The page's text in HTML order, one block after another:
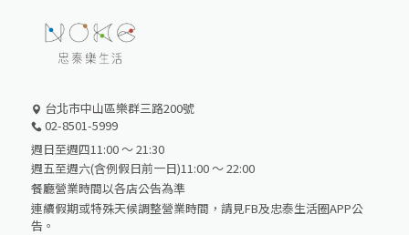
台北市中山區樂群三路200號
02-8501-5999
週日至週四11:00 ～ 21:30
週五至週六(含例假日前一日)11:00 ～ 22:00
餐廳營業時間以各店公告為準
連續假期或特殊天候調整營業時間，請見FB及忠泰生活圈APP公
告。